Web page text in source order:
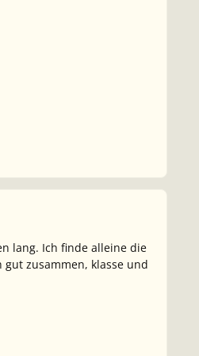
lang. Ich finde alleine die
zusammen, klasse und